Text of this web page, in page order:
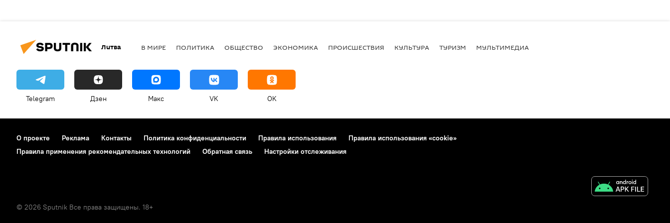
Литва В МИРЕ ПОЛИТИКА ОБЩЕСТВО ЭКОНОМИКА ПРОИСШЕСТВИЯ КУЛЬТУРА ТУРИЗМ МУЛЬТИМЕДИА
Telegram Дзен Макс VK OK
О проекте Реклама Контакты Политика конфиденциальности Правила использования
Правила использования «cookie»
Правила применения рекомендательных технологий
Обратная связь Настройки отслеживания
© 2026 Sputnik Все права защищены. 18+